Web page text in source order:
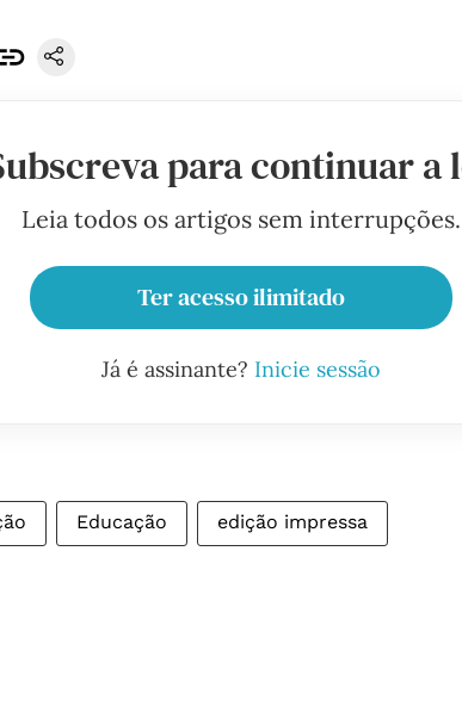
para continuar a
Leia todos os artigos sem interrupções.
Ter acesso ilimitado
Já é assinante? Inicie sessão
Educação edição impressa